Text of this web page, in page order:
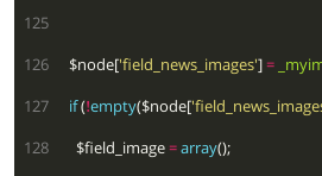
125
126
  $node[
'field_news_images'] =
127
if (!empty($node[
128
    $field_image
=array ();